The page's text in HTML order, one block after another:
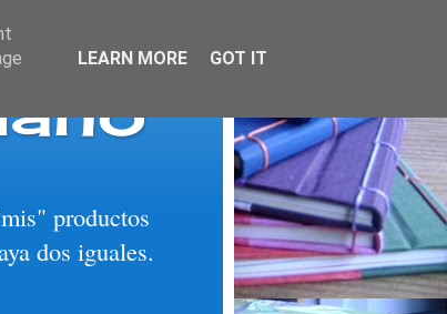
productos
dos iguales.
LEARN MORE GOT IT